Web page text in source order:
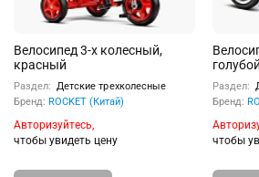
Велосипед 3-х колесный,
красный
Раздел: Детские трехколесные
Бренд: ROCKET (Китай)
Авторизуйтесь,
чтобы увидеть цену
Велосипед 3-х
голубой
Раздел:
Бренд:
чтобы